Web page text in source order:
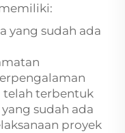
yang sudah ada
telah terbentuk
sudah ada
proyek